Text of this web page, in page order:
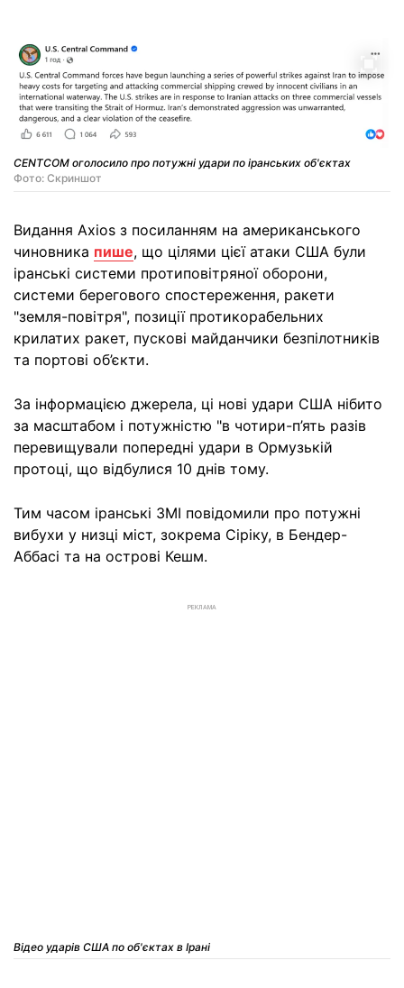
CENTCOM оголосило про потужні удари по іранських об'єктах
Фото: Скриншот
Видання Axios з посиланням на американського
чиновника пише, що цілями цієї атаки США були
іранські системи протиповітряної оборони,
системи берегового спостереження, ракети
"земля-повітря", позиції протикорабельних
крилатих ракет, пускові майданчики безпілотників
та портові об’єкти.
За інформацією джерела, ці нові удари США нібито
за масштабом і потужністю "в чотири-п’ять разів
перевищували попередні удари в Ормузькій
протоці, що відбулися 10 днів тому.
Тим часом іранські ЗМІ повідомили про потужні
вибухи у низці міст, зокрема Сіріку, в Бендер-
Аббасі та на острові Кешм.
РЕКЛАМА
Відео ударів США по об'єктах в Ірані